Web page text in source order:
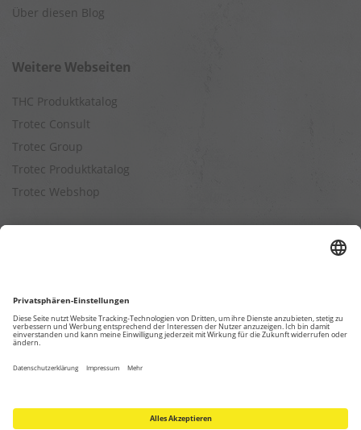
Über diesen Blog
Weitere Webseiten
THC Produktkatalog
Trotec Consult
Trotec Group
Trotec Produktkatalog
Trotec Webshop
Entfeuchtungsleistung berechnen
Kapazitätsberechnung für Luftreiniger
Klimatisierungsleistung berechnen
Ventilationsleistung berechnen